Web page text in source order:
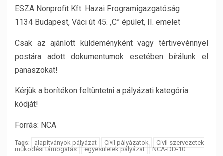
ESZA Nonprofit Kft. Hazai Programigazgatóság
1134 Budapest, Váci út 45. „C” épület, II. emelet
Csak az ajánlott küldeményként vagy tértivevénnyel
postára adott dokumentumok esetében bírálunk el
panaszokat!
Kérjük a borítékon feltüntetni a pályázati kategória
kódját!
Forrás: NCA
Tags: alapítványok pályázat Civil pályázatok
Civil szervezetek
működési támogatás
egyesületek pályázat NCA-DD-10